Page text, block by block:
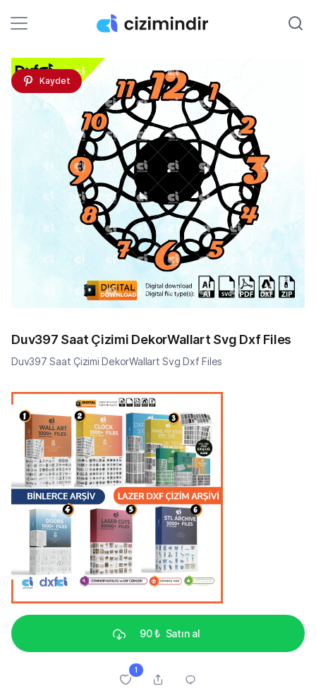
Kaydet
Duv397 Saat Çizimi DekorWallart Svg Dxf Files
Duv397 Saat Çizimi DekorWallart Svg Dxf Files
90 ₺ Satın al
1